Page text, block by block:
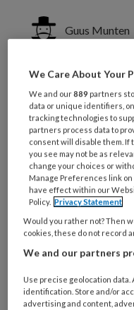
Guus Munten
Cliënten die na
worden door
doen minder
psychiatrische
ontslag een
ontvangen
ondersteuning.
Context
Herstelgerichte
We Care About Your
We and our889 partners
data or unique identifiers,
tracking technologies to
partners process data to
consent will disable them. If
you see may not be as
change your choices or
Manage Preferences link
have effect within our
Policy. Privacy Statement
Would you rather not? Then
cookies, these do not record
We and our partners
Use precise geolocation
identification. Store and/or
advertising and content,